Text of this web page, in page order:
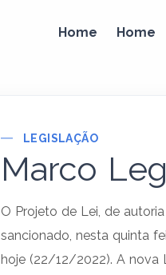
Home Home
LEGISLAÇÃO
Marco
O Projeto de Lei, de
sancionado, nesta quinta
hoje (22/12/2022). A nova